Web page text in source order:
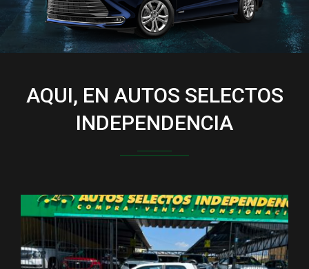
AQUI, EN AUTOS SELECTOS
INDEPENDENCIA